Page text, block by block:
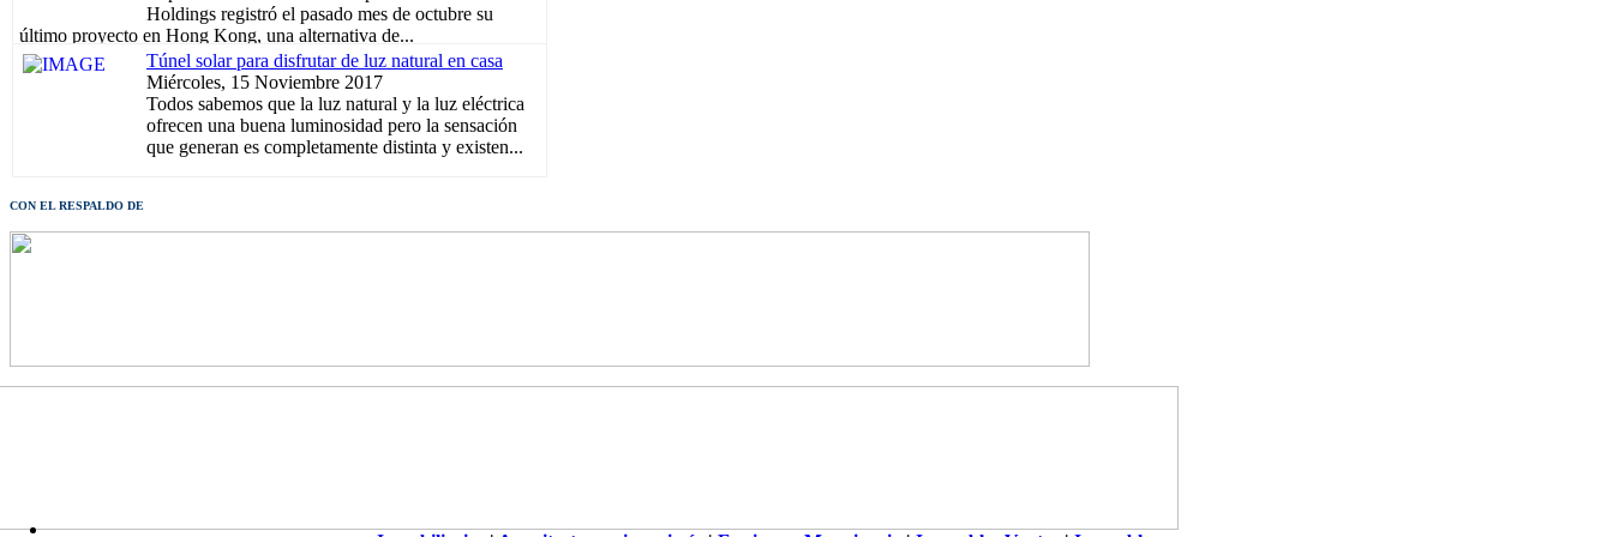
Holdings registró el pasado mes de octubre su
último proyecto en Hong Kong, una alternativa de...
Túnel solar para disfrutar de luz natural en casa
Miércoles, 15 Noviembre 2017
Todos sabemos que la luz natural y la luz eléctrica
ofrecen una buena luminosidad pero la sensación
que generan es completamente distinta y existen...
CON EL RESPALDO DE